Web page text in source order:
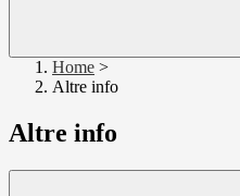
Home >
Altre info
Altre info